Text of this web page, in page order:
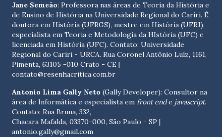
Jane Semeão: Professora nas áreas de Teoria da História e
de Ensino de História na Universidade Regional do Cariri. É
doutora em História (UFRGS), mestre em História (UFRJ),
especialista em Teoria e Metodologia da HIstória (UFC) e
licenciada em História (UFC). Contato: Universidade
Regional do Cariri - URCA. Rua Coronel Antônio Luíz, 1161,
Pimenta, 63105 -010 Crato - CE |
contato@resenhacritica.com.br
Antonio Lima Gally Neto (Gally Developer): Consultor na
área de Informática e especialista em front ende javascript.
Contato: Rua Bruna, 332,
Chacara Mafalda, 03370-000, São Paulo - SP |
antonio.gally@gmail.com